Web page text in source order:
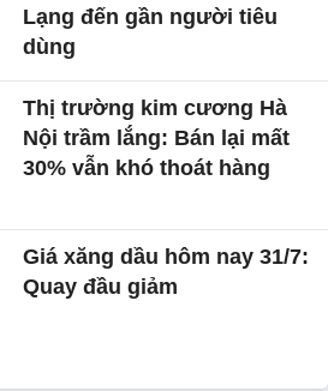
Lạng đến gần người tiêu
dùng
Thị trường kim cương Hà
Nội trầm lắng: Bán lại mất
30% vẫn khó thoát hàng
Giá xăng dầu hôm nay 31/7:
Quay đầu giảm